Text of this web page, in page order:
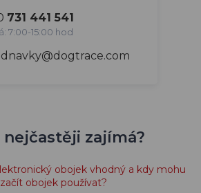
731 441 541
7:00-15:00 hod
nejčastěji zajímá?
obojek vhodný a kdy mohu
začít obojek používat?